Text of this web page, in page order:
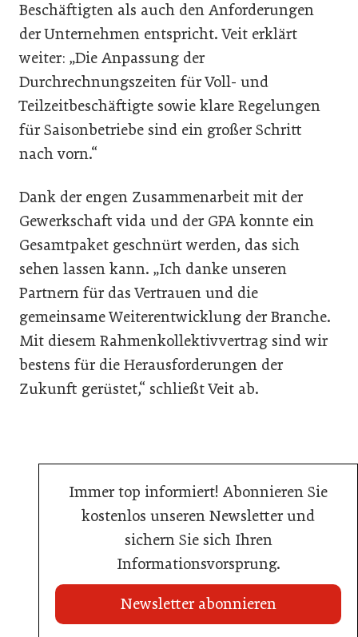
Beschäftigten als auch den Anforderungen
der Unternehmen entspricht. Veit erklärt
weiter: „Die Anpassung der
Durchrechnungszeiten für Voll- und
Teilzeitbeschäftigte sowie klare Regelungen
für Saisonbetriebe sind ein großer Schritt
nach vorn.“
Dank der engen Zusammenarbeit mit der
Gewerkschaft vida und der GPA konnte ein
Gesamtpaket geschnürt werden, das sich
sehen lassen kann. „Ich danke unseren
Partnern für das Vertrauen und die
gemeinsame Weiterentwicklung der Branche.
Mit diesem Rahmenkollektivvertrag sind wir
bestens für die Herausforderungen der
Zukunft gerüstet,“ schließt Veit ab.
Immer top informiert! Abonnieren Sie
kostenlos unseren Newsletter und
sichern Sie sich Ihren
Informationsvorsprung.
Newsletter abonnieren